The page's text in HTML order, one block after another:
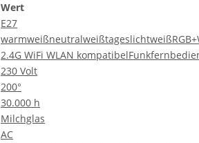
Wert
E27
warmweißneutralweißtageslichtweiß
2.4G WiFi WLAN kompatibel
230 Volt
200°
30.000 h
Milchglas
AC